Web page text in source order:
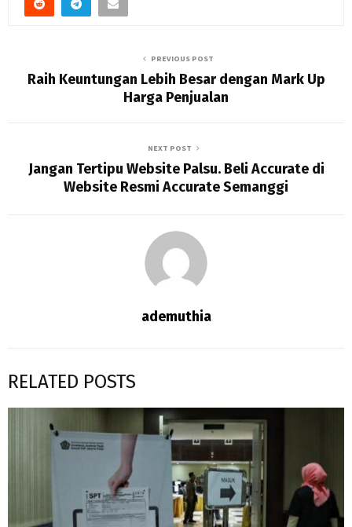
PREVIOUS POST
Raih Keuntungan Lebih Besar dengan Mark Up
Harga Penjualan
NEXT POST
Jangan Tertipu Website Palsu. Beli Accurate di
Website Resmi Accurate Semanggi
ademuthia
RELATED POSTS